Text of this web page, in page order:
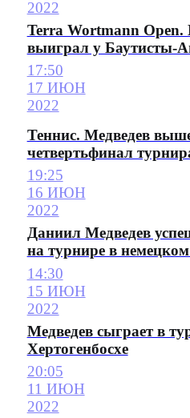
2022
Terra Wortmann Open.
выиграл у Баутисты-
17:50
17 ИЮН
2022
Теннис. Медведев
четвертьфинал
19:25
16 ИЮН
2022
Даниил Медведев
на турнире в
14:30
15 ИЮН
2022
Медведев сыграет в
Хертогенбосхе
20:05
11 ИЮН
2022